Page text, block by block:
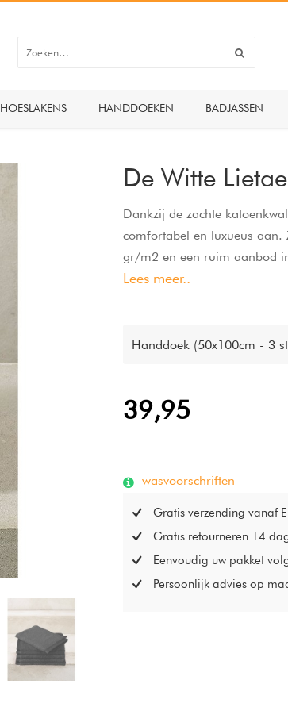
HOESLAKENS HANDDOEKEN BADJASSEN
De Witte
Dankzij de zachte
comfortabel en luxueus aan.
gr/m2 en een ruim aanbod
bestendig en wasbaar op 60
Lees meer..
Handdoek (50x100cm - 3
39,95
wasvoorschriften
Gratis verzending vanaf
Gratis retourneren 14
Eenvoudig uw pakket
Persoonlijk advies op